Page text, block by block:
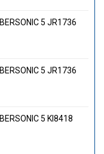
5 JR1736
5 JR1736
5 KI8418